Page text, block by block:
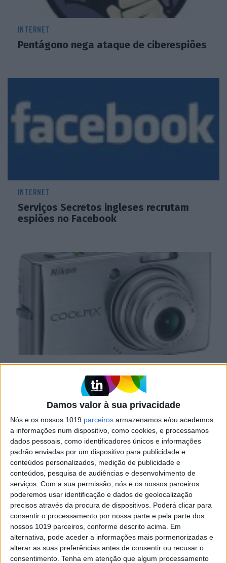
Damos valor à sua privacidade
Nós e os nossos 1019 parceiros armazenamos e/ou acedemos
a informações num dispositivo, como cookies, e processamos
dados pessoais, como identificadores únicos e informações
padrão enviadas por um dispositivo para publicidade e
conteúdos personalizados, medição de publicidade e
conteúdos, pesquisa de audiências e desenvolvimento de
serviços. Com a sua permissão, nós e os nossos parceiros
poderemos usar identificação e dados de geolocalização
precisos através da procura de dispositivos. Poderá clicar para
consentir o processamento por nossa parte e pela parte dos
nossos 1019 parceiros, conforme descrito acima. Em
alternativa, pode aceder a informações mais pormenorizadas e
alterar as suas preferências antes de consentir ou recusar o
consentimento. Tenha em atenção que algum processamento
INTERNET
Pentágono nega ataque de ciberespiões
INTERNET
Serviços Secretos ingleses recrutam
espiões no Facebook
INTERNET
Fotos de espiões no eBay
MERCADOS
Site para pessoas bonitas atacado por
vírus "feio"